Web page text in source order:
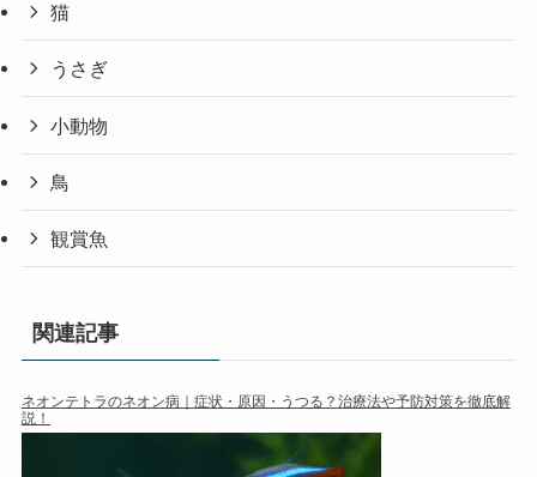
猫
うさぎ
小動物
鳥
観賞魚
関連記事
ネオンテトラのネオン病｜症状・原因・うつる？治療法や予防対策を徹底解
説！